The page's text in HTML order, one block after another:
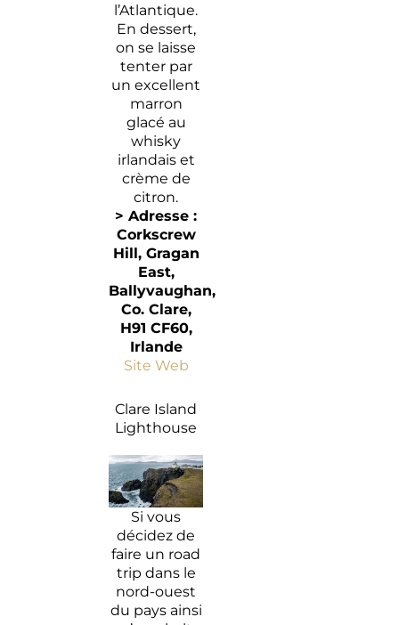
l’Atlantique.
En dessert,
on se laisse
tenter par
un excellent
marron
glacé au
whisky
irlandais et
crème de
citron.
> Adresse :
Corkscrew
Hill, Gragan
East,
Ballyvaughan,
Co. Clare,
H91 CF60,
Irlande
Site Web
Clare Island
Lighthouse
Si vous
décidez de
faire un road
trip dans le
nord-ouest
du pays ainsi